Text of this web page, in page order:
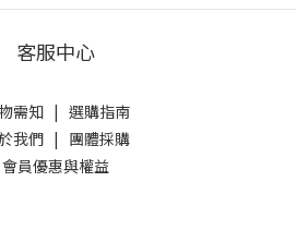
客服中心
需知| 選購指南
我們| 團體採購
會員優惠與權益